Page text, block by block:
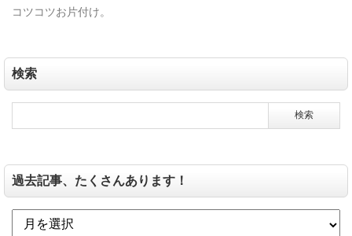
コツコツお片付け。
検索
過去記事、たくさんあります！